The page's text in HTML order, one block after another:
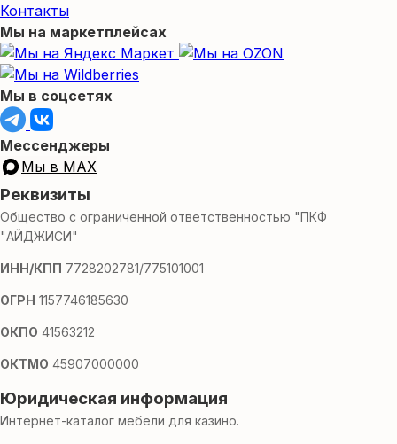
Контакты
Мы на маркетплейсах
Мы в соцсетях
Мессенджеры
Мы в MAX
Реквизиты
Общество с ограниченной ответственностью "ПКФ
"АЙДЖИСИ"
ИНН/КПП 7728202781/775101001
ОГРН 1157746185630
ОКПО 41563212
ОКТМО 45907000000
Юридическая информация
Интернет-каталог мебели для казино.